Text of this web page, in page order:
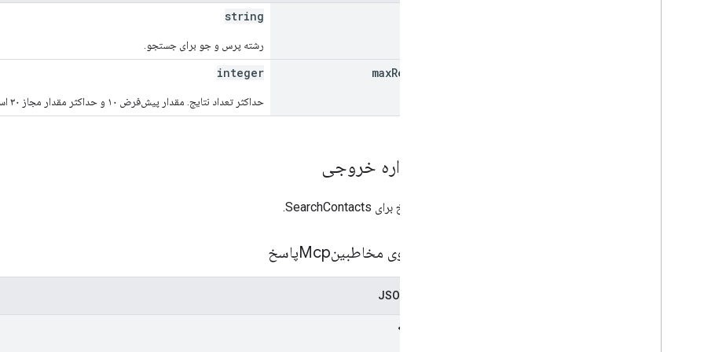
string
رشته پرس و جو برای جستجو.
maxResults
integer
حداکثر تعداد نتایج. مقدار پیش‌فرض ۱۰ و حداکثر مقدار مجاز ۳۰ است.
طرحواره خروجی
پیام پاسخ برای SearchContacts.
جستجوی مخاطبینMcpپاسخ